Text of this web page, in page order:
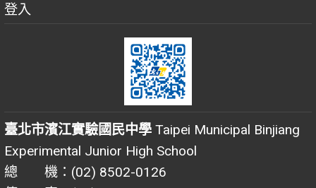
登入
臺北市濱江實驗國民中學 Taipei Municipal Binjiang
Experimental Junior High School
總 機：(02) 8502-0126